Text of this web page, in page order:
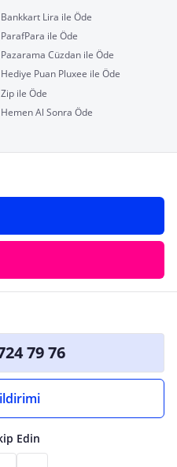
Bankkart Lira ile Öde
ParafPara ile Öde
Pazarama Cüzdan ile Öde
Hediye Puan Pluxee ile Öde
Zip ile Öde
Hemen Al Sonra Öde
79 76
Edin